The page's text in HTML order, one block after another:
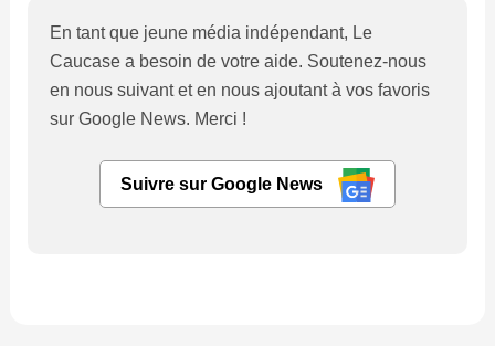
En tant que jeune média indépendant, Le
Caucase a besoin de votre aide. Soutenez-nous
en nous suivant et en nous ajoutant à vos favoris
sur Google News. Merci !
Suivre sur Google News